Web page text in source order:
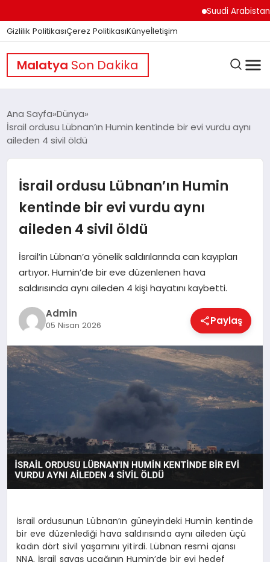
Suudi Arabistan
Gizlilik PolitikasıÇerez PolitikasıKünyeİletişim
Malatya Son Dakika
GÜNDEM
DÜNYA
EĞITIM
EKONOMI
MAGAZIN
SAĞLIK
TEKNOLOJI
Ana Sayfa Dünya
İsrail ordusu Lübnan’ın Humin kentinde bir evi vurdu aynı
aileden 4 sivil öldü
İsrail ordusu Lübnan’ın Humin
kentinde bir evi vurdu aynı
aileden 4 sivil öldü
İsrail’in Lübnan’a yönelik saldırılarında can kayıpları
artıyor. Humin’de bir eve düzenlenen hava
saldırısında aynı aileden 4 kişi hayatını kaybetti.
Admin
05 Nisan 2026 Paylaş
İsrail ordusunun Lübnan’ın güneyindeki Humin kentinde
bir eve düzenlediği hava saldırısında aynı aileden üçü
kadın dört sivil yaşamını yitirdi. Lübnan resmi ajansı
NNA, İsrail savaş uçağının Humin’de bir evi hedef